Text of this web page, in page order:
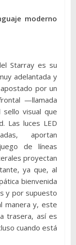
moderno
Starray es su
adelantada y
por un
—llamada
visual que
Las luces LED
aportan
de líneas
proyectan
ya que, al
bienvenida
y por supuesto
manera y, este
trasera, así es
cuando está